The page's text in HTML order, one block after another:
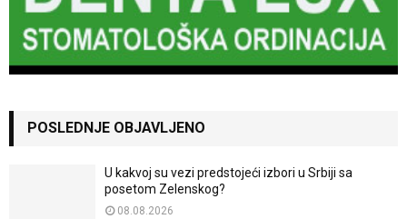
POSLEDNJE OBJAVLJENO
U kakvoj su vezi predstojeći izbori u Srbiji sa
posetom Zelenskog?
08.08.2026